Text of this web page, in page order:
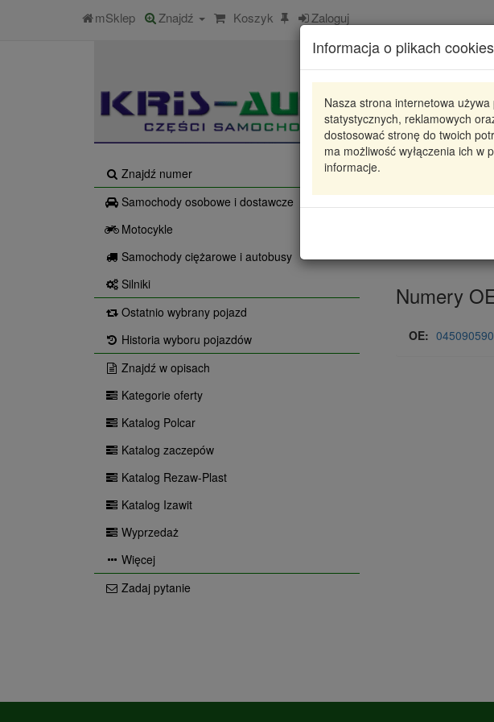
mSklep Znajdź Koszyk Zaloguj
Informacja o plikach cookies
Nasza strona internetowa
statystycznych, reklamowych
dostosować stronę do twoich
ma możliwość wyłączenia ich
informacje.
Znajdź numer
Samochody osobowe i dostawcze
Motocykle
Samochody ciężarowe i autobusy
Silniki
Ostatnio wybrany pojazd
Historia wyboru pojazdów
Znajdź w opisach
Kategorie oferty
Katalog Polcar
Katalog zaczepów
Katalog Rezaw-Plast
Katalog Izawit
Wyprzedaż
Więcej
Zadaj pytanie
Karta
08.38.012
TRUCTEC
Numery
OE: